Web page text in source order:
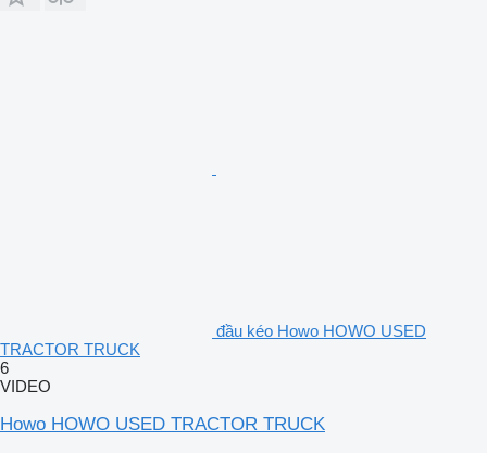
đầu kéo Howo HOWO USED
TRACTOR TRUCK
6
VIDEO
Howo HOWO USED TRACTOR TRUCK